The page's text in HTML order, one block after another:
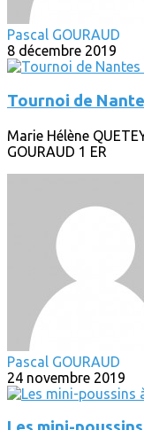
Pascal GOURAUD
8 décembre 2019
Tournoi de
Marie Hélène
GOURAUD 1 ER
Pascal GOURAUD
24 novembre 2019